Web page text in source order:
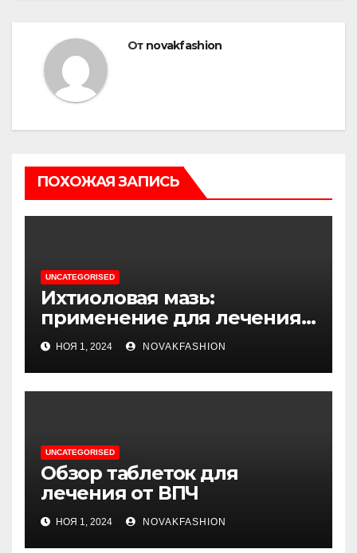
От novakfashion
ПОХОЖАЯ ЗАПИСЬ
UNCATEGORISED
Ихтиоловая мазь:
применение для лечения
фурункулов
НОЯ 1, 2024 NOVAKFASHION
UNCATEGORISED
Обзор таблеток для
лечения от ВПЧ
НОЯ 1, 2024 NOVAKFASHION